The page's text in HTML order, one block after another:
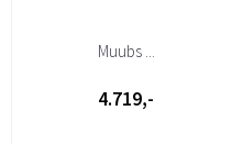
Muubs ...
4.719,-